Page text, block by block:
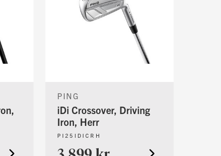
PING
iDi Crossover, Driving
Iron, Herr
PI25IDICRH